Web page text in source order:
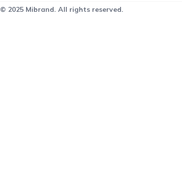
© 2025 Mibrand. All rights reserved.